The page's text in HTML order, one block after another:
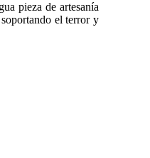
pieza de artesanía
el terror y